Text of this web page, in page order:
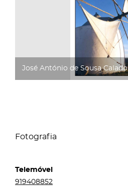
José António de Sousa Calado
Fotografia
Telemóvel
919408852